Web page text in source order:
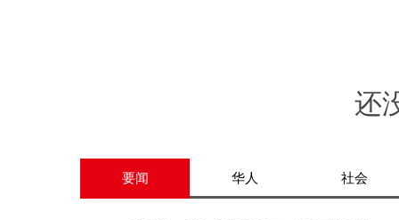
还
要闻 华人 社会